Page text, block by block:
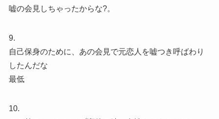
嘘の会見しちゃったからな?。
9.
自己保身のために、あの会見で元恋人を嘘つき呼ばわり
したんだな
最低
10.